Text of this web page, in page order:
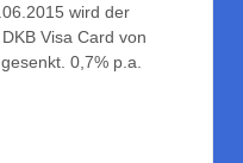
wird der
Visa Card von
0,7% p.a.